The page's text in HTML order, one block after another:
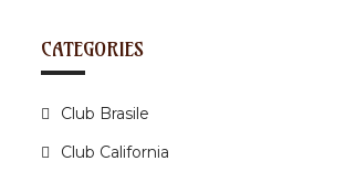
a
t
o
n
CATEGORIES
Club Brasile
Club California